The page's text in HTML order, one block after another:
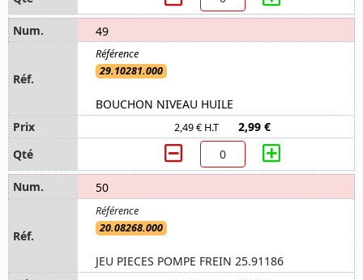
49
29.10281.000
BOUCHON NIVEAU HUILE
2,49 € H.T 2,99 €
50
20.08268.000
JEU PIECES POMPE FREIN 25.91186